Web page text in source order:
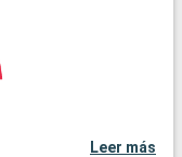
Leer más